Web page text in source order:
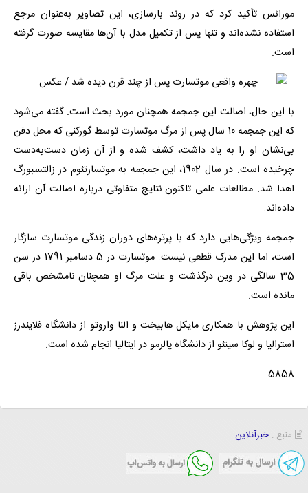
مورائس تأکید کرد که در روند بازسازی، این تصاویر به‌عنوان مرجع
استفاده نشده‌اند و تنها پس از تکمیل مدل با آن‌ها مقایسه صورت گرفته
است.
با این حال، اصالت این جمجمه همچنان مورد بحث است. گفته می‌شود
که این جمجمه 10 سال پس از مرگ موتسارت توسط گورکنی که محل دفن
بی‌نشان او را به یاد داشت، کشف شده و از آن زمان دست‌به‌دست
چرخیده است. در سال 1902، این جمجمه به موتسارتئوم در زالتسبورگ
اهدا شد. مطالعات علمی تاکنون نتایج متفاوتی درباره اصالت آن ارائه
داده‌اند.
جمجمه ویژگی‌هایی دارد که با پرتره‌های دوران زندگی موتسارت سازگار
است، اما این مدرک قطعی نیست. موتسارت در 5 دسامبر 1791 در سن
35 سالگی در وین درگذشت و علت مرگ او همچنان نامشخص باقی
مانده است.
این پژوهش با همکاری مایکل هابیخت و النا واروتو از دانشگاه فلایندرز
استرالیا و لوکا سینئو از دانشگاه پالرمو در ایتالیا انجام شده است.
5858
منبع : خبرآنلاین